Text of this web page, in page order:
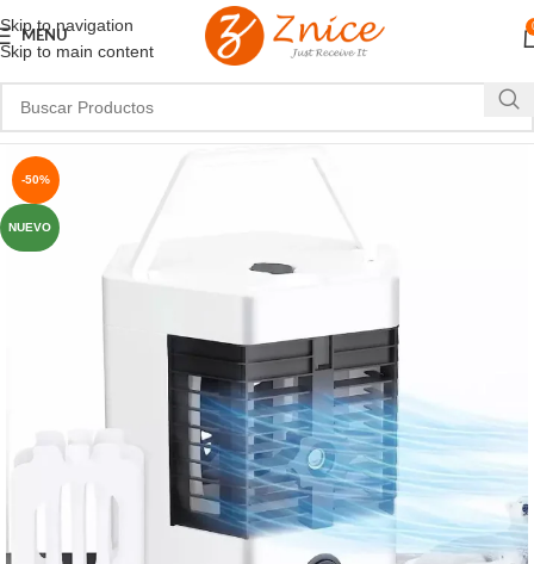
Skip to navigation
Skip to main content
MENU
-50%
NUEVO